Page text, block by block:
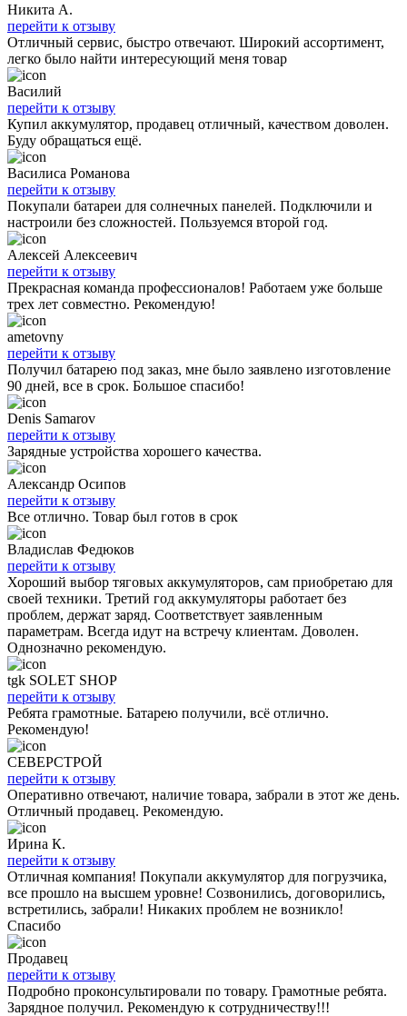
Никита А.
перейти к отзыву
Отличный сервис, быстро отвечают. Широкий ассортимент,
легко было найти интересующий меня товар
Василий
перейти к отзыву
Купил аккумулятор, продавец отличный, качеством доволен.
Буду обращаться ещё.
Василиса Романова
перейти к отзыву
Покупали батареи для солнечных панелей. Подключили и
настроили без сложностей. Пользуемся второй год.
Алексей Алексеевич
перейти к отзыву
Прекрасная команда профессионалов! Работаем уже больше
трех лет совместно. Рекомендую!
ametovny
перейти к отзыву
Получил батарею под заказ, мне было заявлено изготовление
90 дней, все в срок. Большое спасибо!
Denis Samarov
перейти к отзыву
Зарядные устройства хорошего качества.
Александр Осипов
перейти к отзыву
Все отлично. Товар был готов в срок
Владислав Федюков
перейти к отзыву
Хороший выбор тяговых аккумуляторов, сам приобретаю для
своей техники. Третий год аккумуляторы работает без
проблем, держат заряд. Соответствует заявленным
параметрам. Всегда идут на встречу клиентам. Доволен.
Однозначно рекомендую.
tgk SOLET SHOP
перейти к отзыву
Ребята грамотные. Батарею получили, всё отлично.
Рекомендую!
СЕВЕРСТРОЙ
перейти к отзыву
Оперативно отвечают, наличие товара, забрали в этот же день.
Отличный продавец. Рекомендую.
Ирина К.
перейти к отзыву
Отличная компания! Покупали аккумулятор для погрузчика,
все прошло на высшем уровне! Созвонились, договорились,
встретились, забрали! Никаких проблем не возникло!
Спасибо
Продавец
перейти к отзыву
Подробно проконсультировали по товару. Грамотные ребята.
Зарядное получил. Рекомендую к сотрудничеству!!!